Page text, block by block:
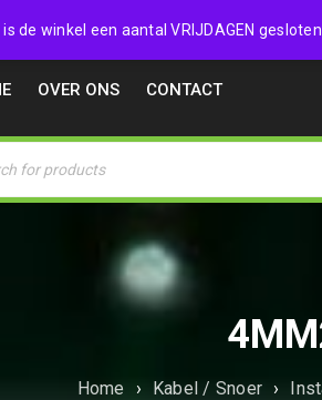
de winkel een aantal VRIJDAGEN
4532357
OVER ONS CONTACT
Home › Kabel / Snoer ›